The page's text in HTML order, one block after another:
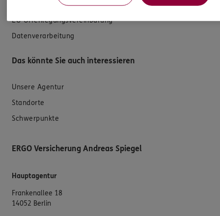
Erstkontaktinformationen
EU-Offenlegungsvereinbarung
Datenverarbeitung
Das könnte Sie auch interessieren
Unsere Agentur
Standorte
Schwerpunkte
ERGO Versicherung Andreas Spiegel
Hauptagentur
Frankenallee 18
14052 Berlin